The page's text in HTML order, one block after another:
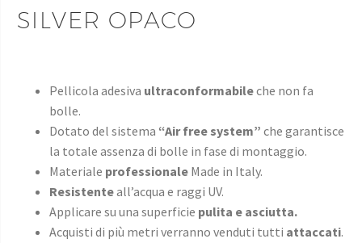
SILVER OPACO
Pellicola adesiva ultraconformabileche non fa
bolle.
Dotato del sistema “Air free system” che garantisce
la totale assenza di bolle in fase di montaggio.
Materiale professionale Made in Italy.
Resistenteall’acqua e raggi UV.
Applicare su una superficie pulita e asciutta.
Acquisti di più metri verranno venduti tutti attaccati.